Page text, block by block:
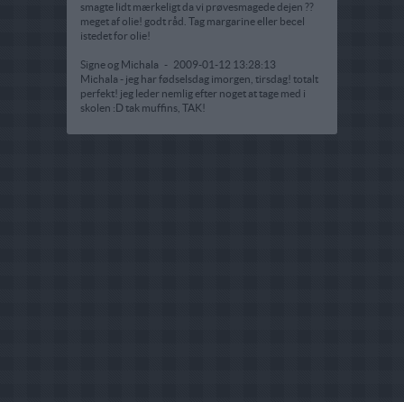
smagte lidt mærkeligt da vi prøvesmagede dejen ??
meget af olie! godt råd. Tag margarine eller becel
istedet for olie!
Signe og Michala - 2009-01-12 13:28:13
Michala - jeg har fødselsdag imorgen, tirsdag! totalt
perfekt! jeg leder nemlig efter noget at tage med i
skolen :D tak muffins, TAK!